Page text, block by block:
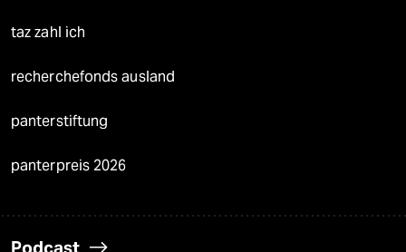
taz zahl ich
recherchefonds ausland
panterstiftung
panterpreis 2026
Podcast